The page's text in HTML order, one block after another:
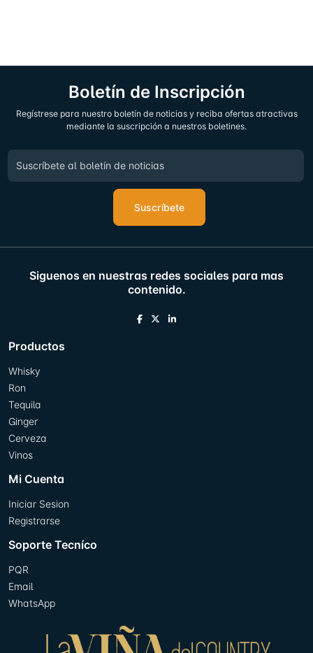
Boletín de Inscripción
Regístrese para nuestro boletín de noticias y reciba ofertas atractivas
mediante la suscripción a nuestros boletines.
Suscríbete
Siguenos en nuestras redes sociales para mas
contenido.
Productos
Whisky
Ron
Tequila
Ginger
Cerveza
Vinos
Mi Cuenta
Iniciar Sesion
Registrarse
Soporte Tecníco
PQR
Email
WhatsApp